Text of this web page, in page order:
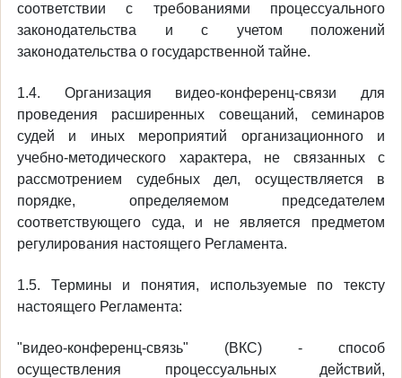
соответствии с требованиями процессуального
законодательства и с учетом положений
законодательства о государственной тайне.
1.4. Организация видео-конференц-связи для
проведения расширенных совещаний, семинаров
судей и иных мероприятий организационного и
учебно-методического характера, не связанных с
рассмотрением судебных дел, осуществляется в
порядке, определяемом председателем
соответствующего суда, и не является предметом
регулирования настоящего Регламента.
1.5. Термины и понятия, используемые по тексту
настоящего Регламента:
"видео-конференц-связь" (ВКС) - способ
осуществления процессуальных действий,